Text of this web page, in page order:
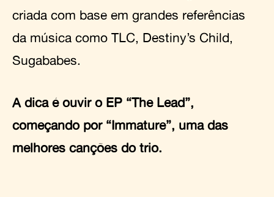
criada com base em grandes referências
da música como TLC, Destiny’s Child,
Sugababes.
A dica é ouvir o EP “The Lead”,
começando por “Immature”, uma das
melhores canções do trio.